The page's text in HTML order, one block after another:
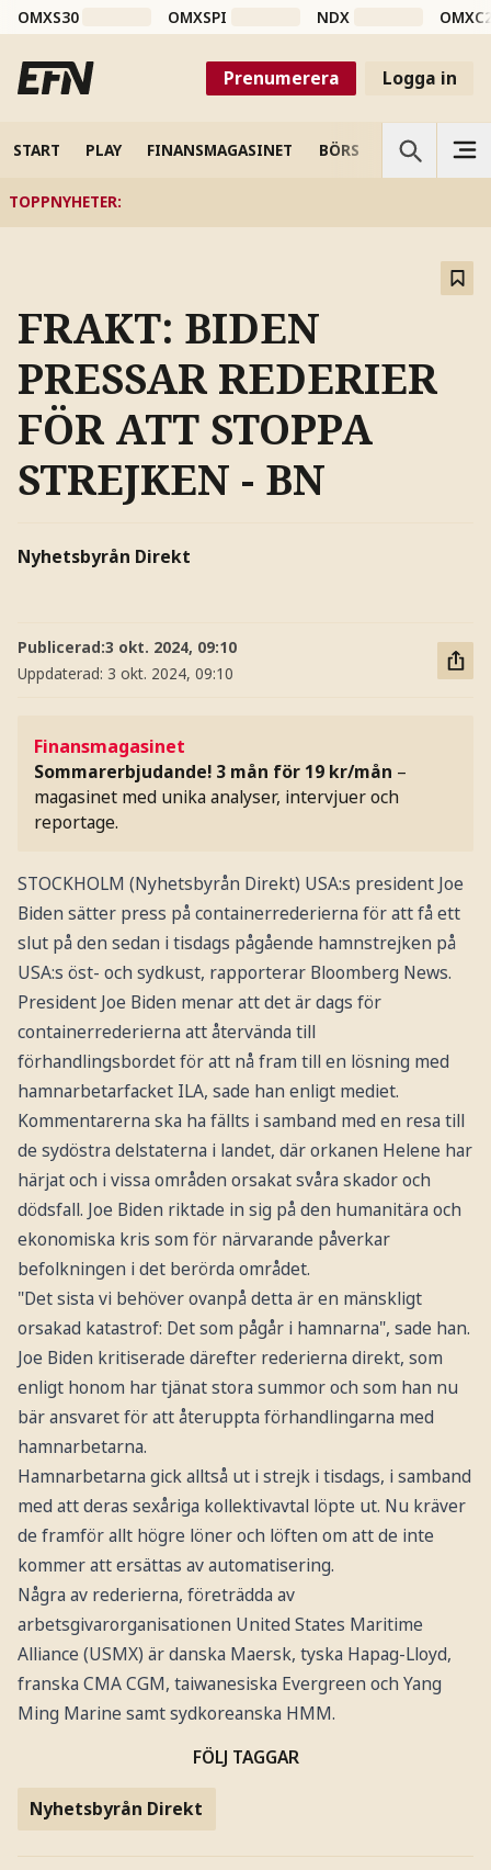
OMXS30 OMXSPI NDX
Prenumerera Logga in
START PLAY FINANSMAGASINET BÖRS VETENSKAP
TOPPNYHETER:
FRAKT: BIDEN
PRESSAR REDERIER
FÖR ATT STOPPA
STREJKEN - BN
Nyhetsbyrån Direkt
Publicerad:3 okt. 2024, 09:10
Uppdaterad: 3 okt. 2024, 09:10
Finansmagasinet
Sommarerbjudande! 3 mån för 19 kr/mån –
magasinet med unika analyser, intervjuer och
reportage.
STOCKHOLM (Nyhetsbyrån Direkt) USA:s president Joe
Biden sätter press på containerrederierna för att få ett
slut på den sedan i tisdags pågående hamnstrejken på
USA:s öst- och sydkust, rapporterar Bloomberg News.
President Joe Biden menar att det är dags för
containerrederierna att återvända till
förhandlingsbordet för att nå fram till en lösning med
hamnarbetarfacket ILA, sade han enligt mediet.
Kommentarerna ska ha fällts i samband med en resa till
de sydöstra delstaterna i landet, där orkanen Helene har
härjat och i vissa områden orsakat svåra skador och
dödsfall. Joe Biden riktade in sig på den humanitära och
ekonomiska kris som för närvarande påverkar
befolkningen i det berörda området.
"Det sista vi behöver ovanpå detta är en mänskligt
orsakad katastrof: Det som pågår i hamnarna", sade han.
Joe Biden kritiserade därefter rederierna direkt, som
enligt honom har tjänat stora summor och som han nu
bär ansvaret för att återuppta förhandlingarna med
hamnarbetarna.
Hamnarbetarna gick alltså ut i strejk i tisdags, i samband
med att deras sexåriga kollektivavtal löpte ut. Nu kräver
de framför allt högre löner och löften om att de inte
kommer att ersättas av automatisering.
Några av rederierna, företrädda av
arbetsgivarorganisationen United States Maritime
Alliance (USMX) är danska Maersk, tyska Hapag-Lloyd,
franska CMA CGM, taiwanesiska Evergreen och Yang
Ming Marine samt sydkoreanska HMM.
FÖLJ TAGGAR
Nyhetsbyrån Direkt